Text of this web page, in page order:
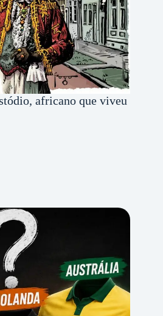
africano que viveu